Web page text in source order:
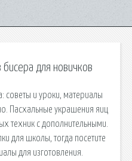
для новичков
советы и уроки, материалы
Пасхальные украшения яиц
техник с дополнительными.
для школы, тогда посетите
для изготовления.